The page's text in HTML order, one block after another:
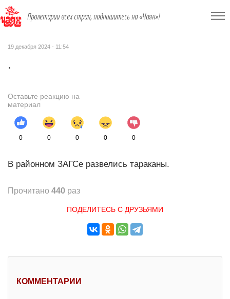
Пролетарии всех стран, подпишитесь на «Чаян»!
19 декабря 2024 - 11:54
.
Оставьте реакцию на
материал
0 0 0 0 0
В районном ЗАГСе развелись тараканы.
Прочитано 440 раз
ПОДЕЛИТЕСЬ С ДРУЗЬЯМИ
КОММЕНТАРИИ